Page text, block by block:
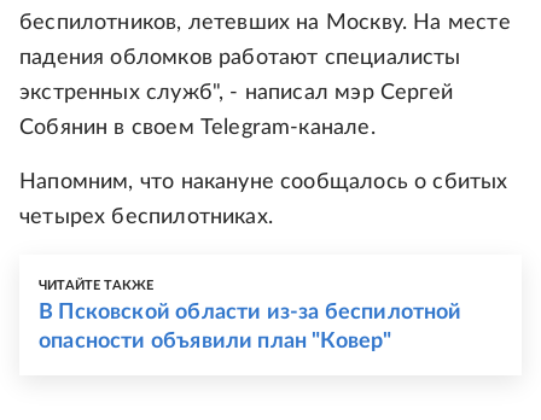
беспилотников, летевших на Москву. На месте
падения обломков работают специалисты
экстренных служб", - написал мэр Сергей
Собянин в своем Telegram-канале.
Напомним, что накануне сообщалось о сбитых
четырех беспилотниках.
ЧИТАЙТЕ ТАКЖЕ
В Псковской области из-за беспилотной
опасности объявили план "Ковер"